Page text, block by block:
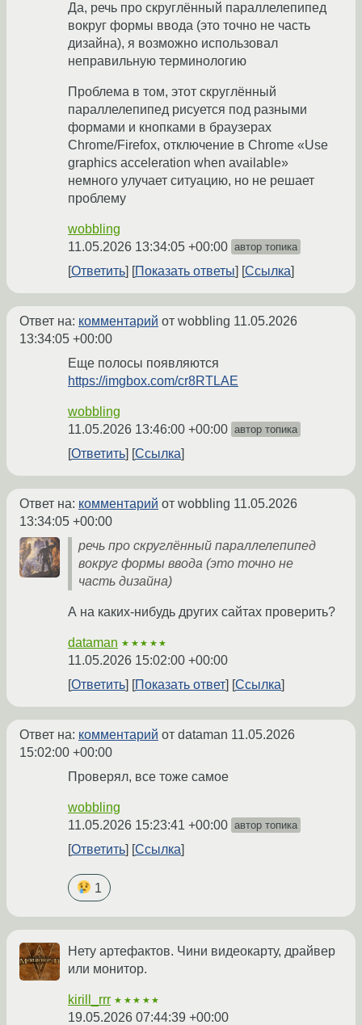
Да, речь про скруглённый параллелепипед
вокруг формы ввода (это точно не часть
дизайна), я возможно использовал
неправильную терминологию
Проблема в том, этот скруглённый
параллелепипед рисуется под разными
формами и кнопками в браузерах
Chrome/Firefox, отключение в Chrome «Use
graphics acceleration when available»
немного улучает ситуацию, но не решает
проблему
wobbling
11.05.2026 13:34:05 +00:00 автор топика
Ответить Показать ответы Ссылка
Ответ на: комментарий от wobbling 11.05.2026
13:34:05 +00:00
Еще полосы появляются
https://imgbox.com/cr8RTLAE
wobbling
11.05.2026 13:46:00 +00:00 автор топика
Ответить Ссылка
Ответ на: комментарий от wobbling 11.05.2026
13:34:05 +00:00
речь про скруглённый параллелепипед
вокруг формы ввода (это точно не
часть дизайна)
А на каких-нибудь других сайтах проверить?
dataman ★★★★★
11.05.2026 15:02:00 +00:00
Ответить
Показать ответ Ссылка
Ответ на: комментарий от dataman 11.05.2026
15:02:00 +00:00
Проверял, все тоже самое
wobbling
11.05.2026 15:23:41 +00:00 автор топика
Ответить Ссылка
1
Нету артефактов. Чини видеокарту, драйвер
или монитор.
kirill_rrr ★★★★★
19.05.2026 07:44:39 +00:00